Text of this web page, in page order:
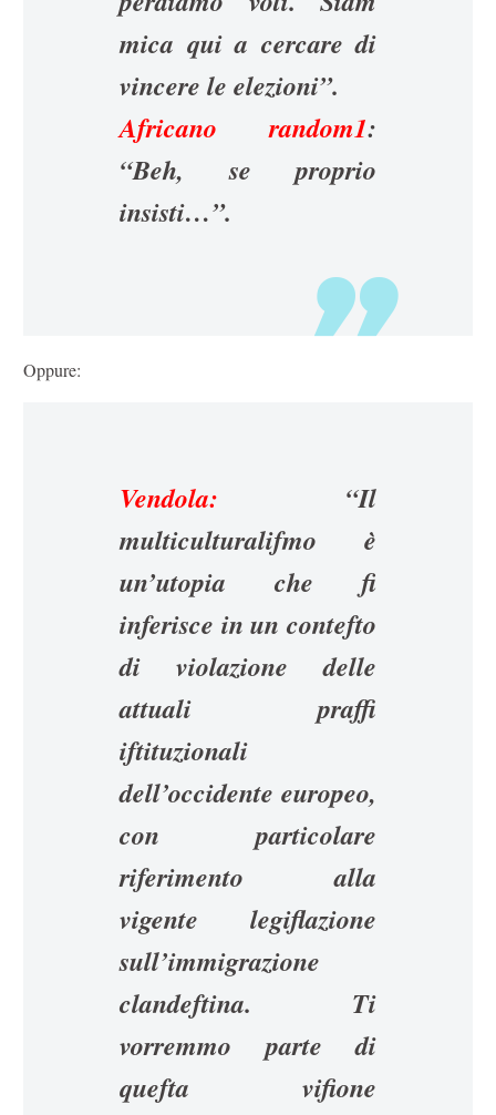
mica qui a cercare di
vincere le elezioni”.
Africano random1:
“Beh, se proprio
insisti…”.
Oppure:
Vendola: “Il
multiculturalifmo è
un’utopia che fi
inferisce in un contefto
di violazione delle
attuali praffi
iftituzionali
dell’occidente europeo,
con particolare
riferimento alla
vigente legiflazione
sull’immigrazione
clandeftina. Ti
vorremmo parte di
quefta vifione